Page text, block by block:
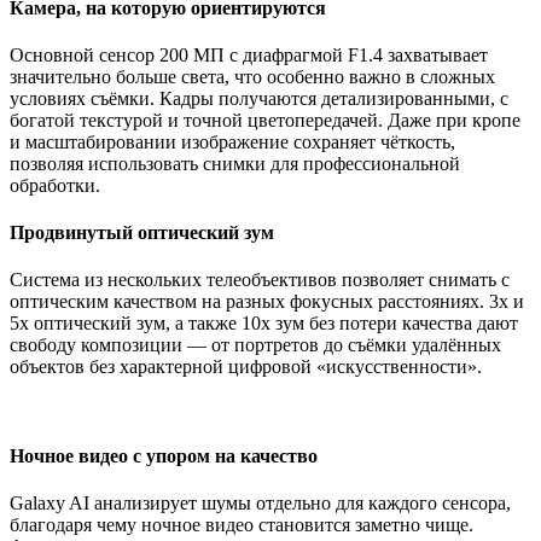
Камера, на которую ориентируются
Основной сенсор 200 МП с диафрагмой F1.4 захватывает
значительно больше света, что особенно важно в сложных
условиях съёмки. Кадры получаются детализированными, с
богатой текстурой и точной цветопередачей. Даже при кропе
и масштабировании изображение сохраняет чёткость,
позволяя использовать снимки для профессиональной
обработки.
Продвинутый оптический зум
Система из нескольких телеобъективов позволяет снимать с
оптическим качеством на разных фокусных расстояниях. 3x и
5x оптический зум, а также 10x зум без потери качества дают
свободу композиции — от портретов до съёмки удалённых
объектов без характерной цифровой «искусственности».
Ночное видео с упором на качество
Galaxy AI анализирует шумы отдельно для каждого сенсора,
благодаря чему ночное видео становится заметно чище.